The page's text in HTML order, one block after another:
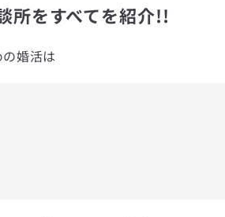
所をすべてを紹介!!
婚活は